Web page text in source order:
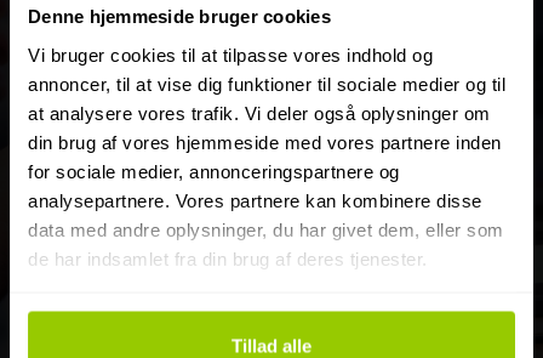
Denne hjemmeside bruger cookies
Vi bruger cookies til at tilpasse vores indhold og
annoncer, til at vise dig funktioner til sociale medier og til
at analysere vores trafik. Vi deler også oplysninger om
din brug af vores hjemmeside med vores partnere inden
for sociale medier, annonceringspartnere og
analysepartnere. Vores partnere kan kombinere disse
data med andre oplysninger, du har givet dem, eller som
de har indsamlet fra din brug af deres tjenester.
Tillad alle
Hvor stor er din flåde? (Antal
køretøjer)
10-99